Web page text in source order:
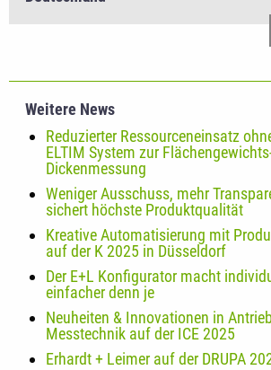
Weitere News
Reduzierter Ressourceneinsatz
ELTIM System zur
Dickenmessung
Weniger Ausschuss, mehr
sichert höchste Produktqualität
Kreative Automatisierung mit
auf der K 2025 in Düsseldorf
Der E+L Konfigurator macht
einfacher denn je
Neuheiten & Innovationen in
Messtechnik auf der ICE 2025
Erhardt + Leimer auf der DRUPA